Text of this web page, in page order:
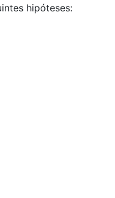
hipóteses: